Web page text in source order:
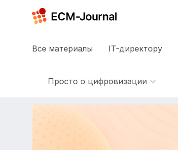
Все материалы IT-директору
Просто о цифровизации